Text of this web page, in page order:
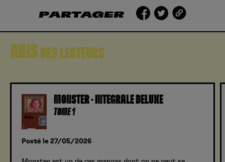
PARTAGER
AVIS DES LECTEURS
MONSTER - INTÉGRALE DELUXE
TOME 1
Posté le 27/05/2026